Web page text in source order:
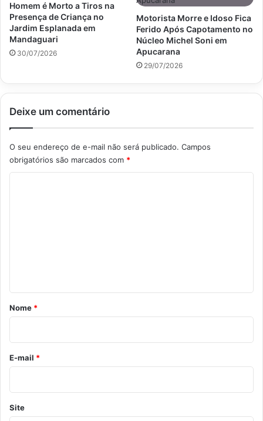
Homem é Morto a Tiros na
Presença de Criança no
Jardim Esplanada em
Mandaguari
30/07/2026
Motorista Morre e Idoso Fica
Ferido Após Capotamento no
Núcleo Michel Soni em
Apucarana
29/07/2026
Deixe um comentário
O seu endereço de e-mail não será publicado. Campos
obrigatórios são marcados com *
r
o
*
Nome *
E-mail *
Site